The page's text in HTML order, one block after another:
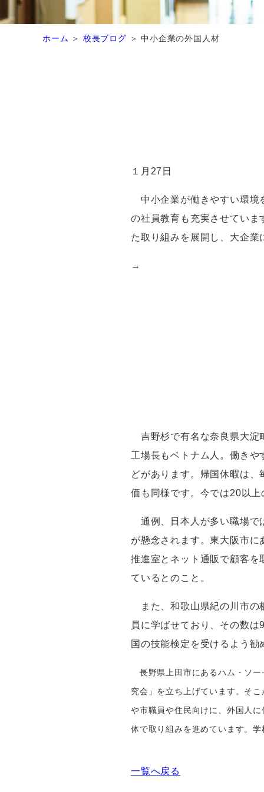
ホーム 校長ブログ 中小企業の外国人材
１月27日
中小企業が働きやすい環境
の社員教育も充実させてい
た取り組みを展開し、大企
→
吉野杉で有名な奈良県大淀
工場長もベトナム人。働き
どがあります。帰国休暇は、
価も同様です。今では20 以
通例、日本人が多い職場で
が懸念されます。東大阪市
推進室とネット通販で顧客
ているとのこと。
また、和歌山県紀の川市の
員に学ばせており、その数は
国の技能検定を受けるよう
長野県上田市にあるハム・ソ
究会」を立ち上げています。そ
や市職員や住民向けに、外国人
体で取り組みを進めています。
一覧へ戻る